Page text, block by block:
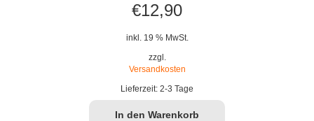
€12,90
inkl. 19 % MwSt.
zzgl.
Versandkosten
Lieferzeit: 2-3 Tage
In den Warenkorb